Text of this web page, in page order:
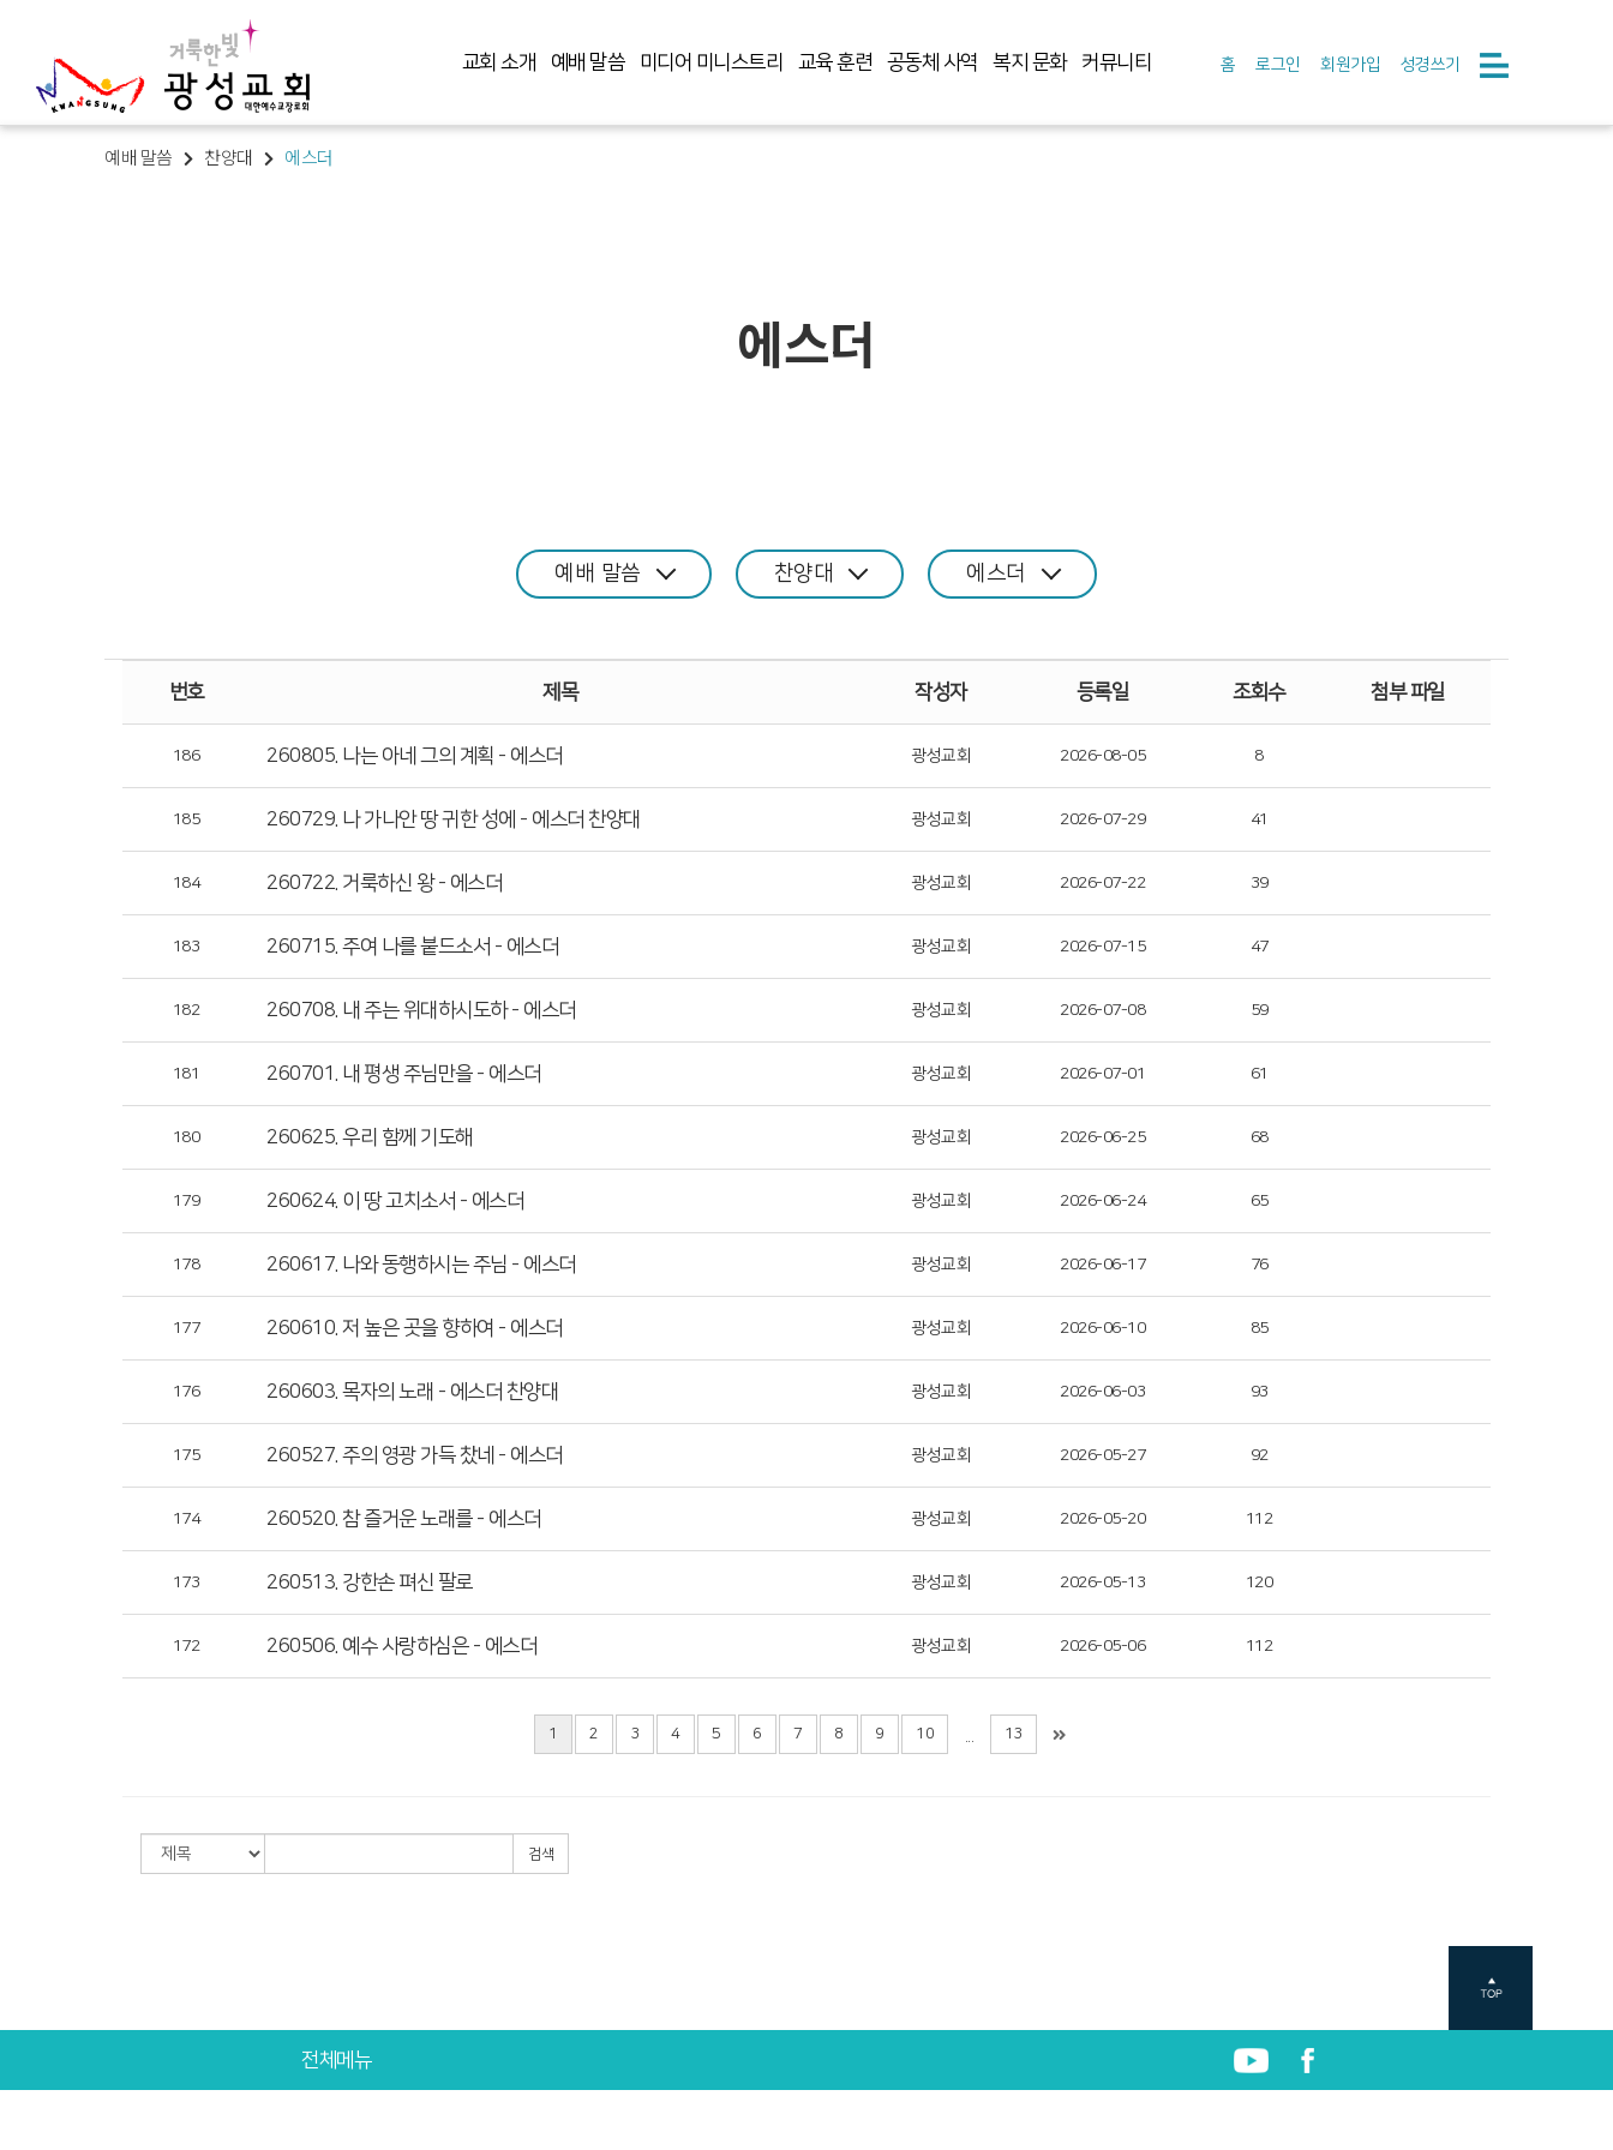
교회 소개 예배 말씀 미디어 미니스트리 교육 훈련 공동체 사역 복지 문화 커뮤니티 홈 로그인 회원가입 성경쓰기
예배 말씀 찬양대 에스더
에스더
예배 말씀 찬양대 에스더
번호 제목 작성자 등록일 조회수 첨부 파일
186 260805. 나는 아네 그의 계획 - 에스더 광성교회 2026-08-05 8
185 260729. 나 가나안 땅 귀한 성에 - 에스더 찬양대 광성교회 2026-07-29 41
184 260722. 거룩하신 왕 - 에스더 광성교회 2026-07-22 39
183 260715. 주여 나를 붙드소서 - 에스더 광성교회 2026-07-15 47
182 260708. 내 주는 위대하시도하 - 에스더 광성교회 2026-07-08 59
181 260701. 내 평생 주님만을 - 에스더 광성교회 2026-07-01 61
180 260625. 우리 함께 기도해 광성교회 2026-06-25 68
179 260624. 이 땅 고치소서 - 에스더 광성교회 2026-06-24 65
178 260617. 나와 동행하시는 주님 - 에스더 광성교회 2026-06-17 76
177 260610. 저 높은 곳을 향하여 - 에스더 광성교회 2026-06-10 85
176 260603. 목자의 노래 - 에스더 찬양대 광성교회 2026-06-03 93
175 260527. 주의 영광 가득 찼네 - 에스더 광성교회 2026-05-27 92
174 260520. 참 즐거운 노래를 - 에스더 광성교회 2026-05-20 112
173 260513. 강한손 펴신 팔로 광성교회 2026-05-13 120
172 260506. 예수 사랑하심은 - 에스더 광성교회 2026-05-06 112
1 2 3 4 5 6 7 8 9 10 13
검색
전체메뉴
복지 문화
커뮤니티